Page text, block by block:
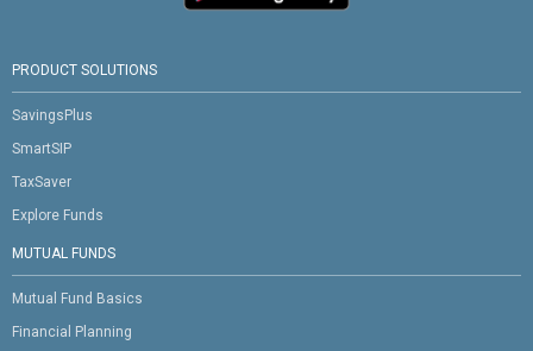
PRODUCT SOLUTIONS
SavingsPlus
SmartSIP
TaxSaver
Explore Funds
MUTUAL FUNDS
Mutual Fund Basics
Financial Planning